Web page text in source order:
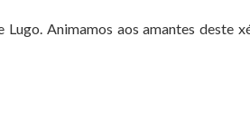
Animamos aos amantes deste